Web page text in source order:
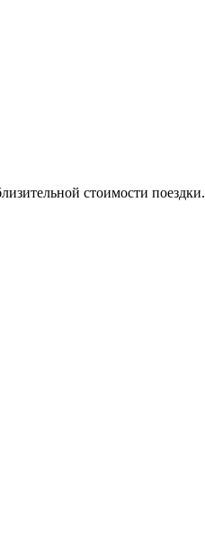
стоимости поездки.